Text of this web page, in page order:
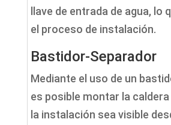
llave de entrada de agua, lo
el proceso de instalación.
Bastidor-Separador
Mediante el uso de un
es posible montar la
la instalación sea visible